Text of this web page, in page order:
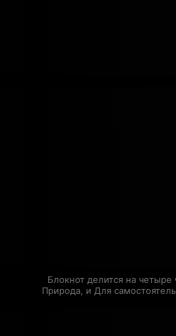
Блокнот делится на
Природа, и Для